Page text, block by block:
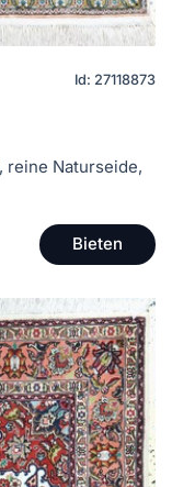
Id: 27118873
reine Naturseide,
Bieten